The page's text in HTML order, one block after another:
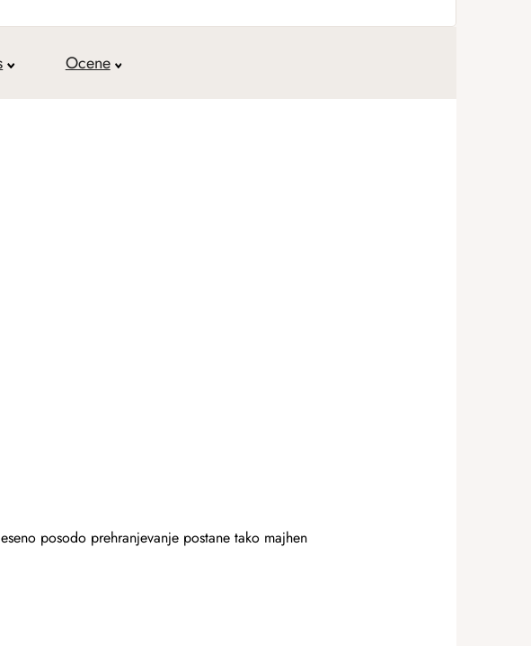
Ocene
posodo prehranjevanje postane tako majhen